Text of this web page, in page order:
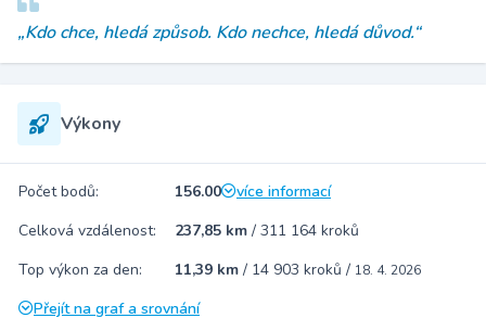
„Kdo chce, hledá způsob. Kdo nechce, hledá důvod.“
Výkony
Počet bodů: 156.00
více informací
Celková vzdálenost:
237,85 km / 311 164 kroků
Top výkon za den:
11,39 km / 14 903 kroků / 18. 4. 2026
Přejít na graf a srovnání